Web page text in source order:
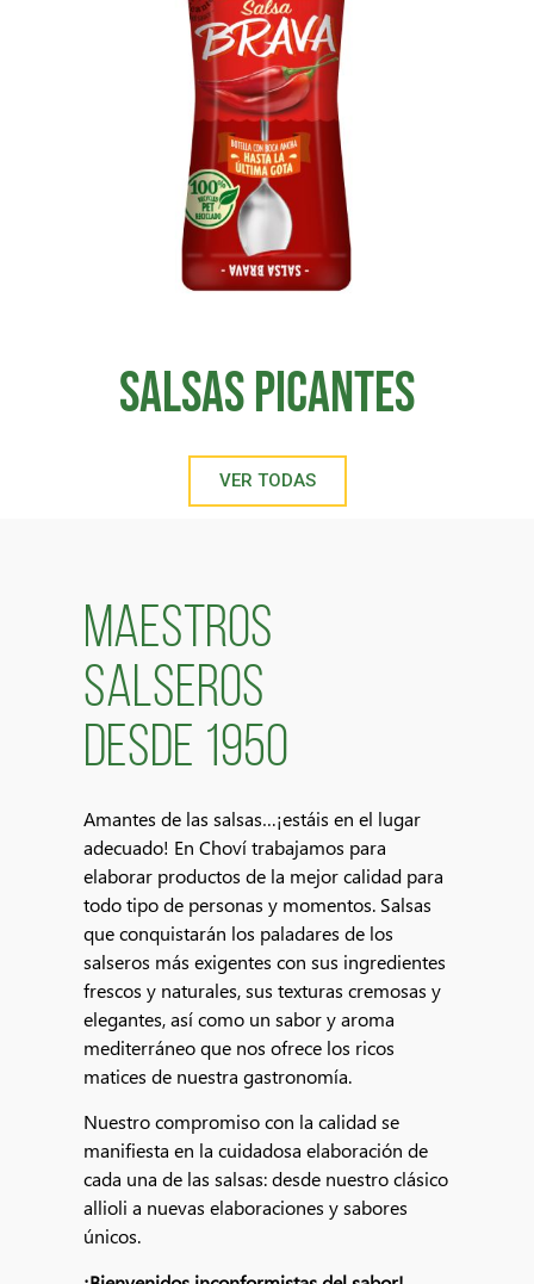
Salsas Picantes
VER TODAS
MAESTROS
SALSEROS
DESDE 1950
Amantes de las salsas…¡estáis en el lugar
adecuado! En Choví trabajamos para
elaborar productos de la mejor calidad para
todo tipo de personas y momentos. Salsas
que conquistarán los paladares de los
salseros más exigentes con sus ingredientes
frescos y naturales, sus texturas cremosas y
elegantes, así como un sabor y aroma
mediterráneo que nos ofrece los ricos
matices de nuestra gastronomía.
Nuestro compromiso con la calidad se
manifiesta en la cuidadosa elaboración de
cada una de las salsas: desde nuestro clásico
allioli a nuevas elaboraciones y sabores
únicos.